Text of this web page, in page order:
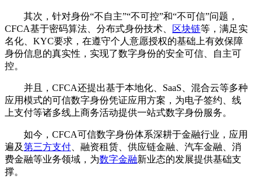
其次，针对身份“不自主”“不可控”和“不可信”问题，
CFCA基于密码算法、分布式身份技术、
区块链等，满足实
名化、KYC要求，在遵守个人意愿授权的基础上有效保障
身份信息的真实性，实现了数字身份的安全可信、自主可
控。
并且，CFCA还提出基于本地化、SaaS、混合云等多种
应用模式的可信数字身份凭证应用方案，为电子签约、线
上支付等诸多线上商务活动提供一站式数字身份服务。
如今，CFCA可信数字身份体系深耕于金融行业，应用
遍及第三方支付 、融资租赁、供应链金融、汽车金融、消
费金融等业务领域，为数字金融新业态的发展提供基础支
撑。